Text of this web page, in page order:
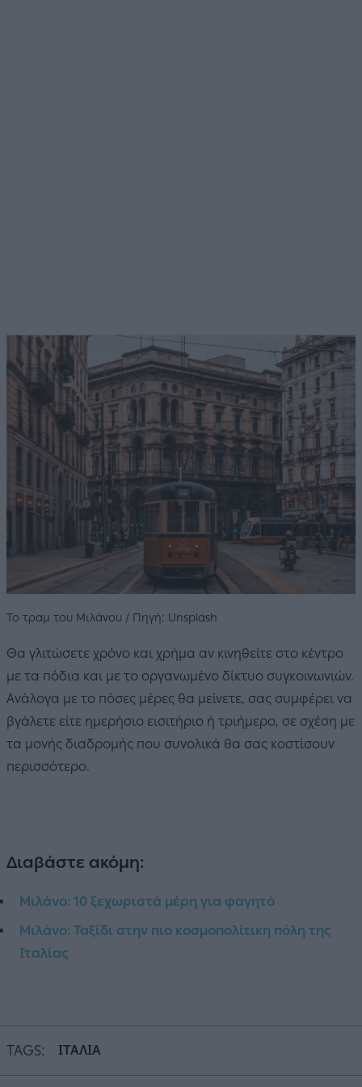
Το τραμ του Μιλάνου / Πηγή: Unsplash
Θα γλιτώσετε χρόνο και χρήμα αν κινηθείτε στο κέντρο
με τα πόδια και με το οργανωμένο δίκτυο συγκοινωνιών.
Ανάλογα με το πόσες μέρες θα μείνετε, σας συμφέρει να
βγάλετε είτε ημερήσιο εισιτήριο ή τριήμερο, σε σχέση με
τα μονής διαδρομής που συνολικά θα σας κοστίσουν
περισσότερο.
Διαβάστε ακόμη:
Μιλάνο: 10 ξεχωριστά μέρη για φαγητό
Μιλάνο: Ταξίδι στην πιο κοσμοπολίτικη πόλη της
Ιταλίας
TAGS: ΙΤΑΛΙΑ